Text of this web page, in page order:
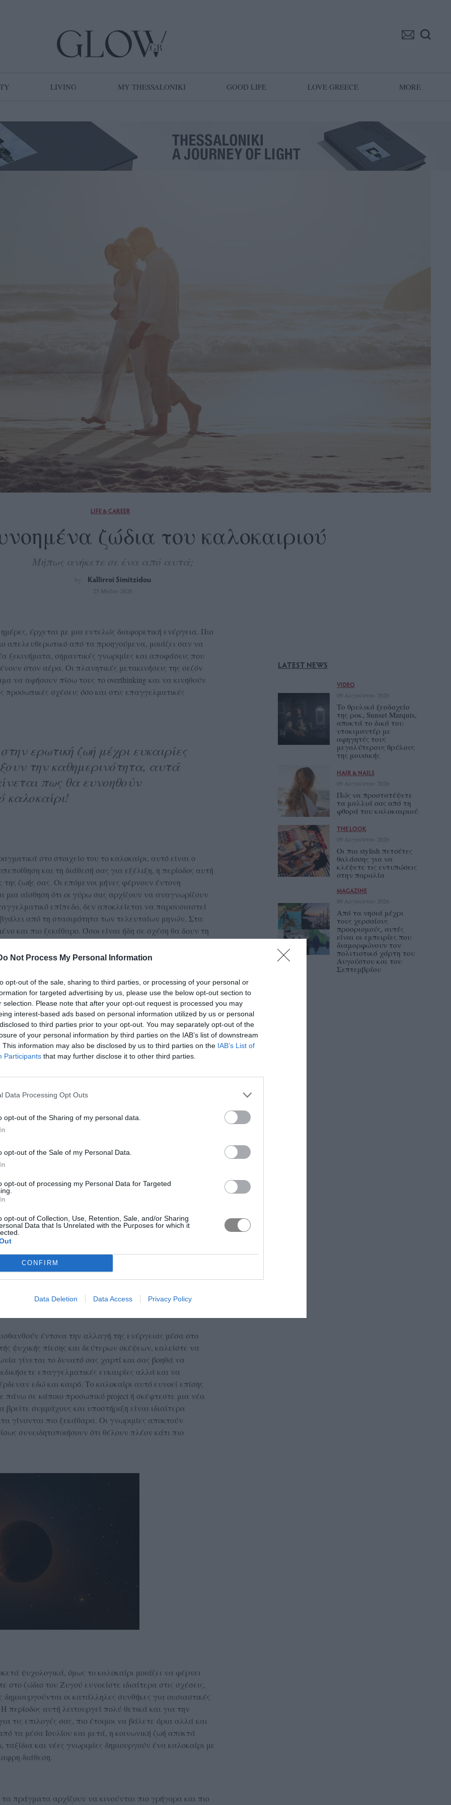
Not Process My Personal Information
opt-out of the sale, sharing to third parties, or processing of your personal or
for targeted advertising by us, please use the below opt-out section to
selection. Please note that after your opt-out request is processed you may
interest-based ads based on personal information utilized by us or personal
to third parties prior to your opt-out. You may separately opt-out of the
of your personal information by third parties on the IAB’s list of downstream
This information may also be disclosed by us to third parties on the IAB’s List of
Participants that may further disclose it to other third parties.
Data Processing Opt Outs
opt-out of the Sharing of my personal data.
opt-out of the Sale of my Personal Data.
opt-out of processing my Personal Data for Targeted
opt-out of Collection, Use, Retention, Sale, and/or Sharing
Data that Is Unrelated with the Purposes for which it
CONFIRM
Data Deletion Data Access Privacy Policy
LIVING MY THESSALONIKI GOOD LIFE LOVE GREECE MORE
LIFE & CAREER
ζώδια του καλοκαιριού
Μήπως ανήκετε σε ένα από αυτά;
by Kallirroi Simitzidou
25 Μαΐου 2026
έρχεται με μια εντελώς διαφορετική ενέργεια. Πιο
απελευθερωτικό από τα προηγούμενα, μοιάζει σαν να
ξεκινήματα, σημαντικές γνωριμίες και αποφάσεις που
στον αέρα. Οι πλανητικές μετακινήσεις της σεζόν
να αφήσουν πίσω τους το overthinking και να κινηθούν
σχέσεις όσο και στις επαγγελματικές
ερωτική ζωή μέχρι ευκαιρίες
την καθημερινότητα, αυτά
πως θα ευνοηθούν
καλοκαίρι!
στο στοιχείο του το καλοκαίρι, αυτό είναι ο
και τη διάθεσή σας για εξέλιξη, η περίοδος αυτή
της ζωής σας. Οι επόμενοι μήνες φέρνουν έντονη
μια αίσθηση ότι οι γύρω σας αρχίζουν να αναγνωρίζουν
επίπεδο, δεν αποκλείεται να παρουσιαστεί
από τη στασιμότητα των τελευταίων μηνών. Στα
και πιο ξεκάθαρο. Όσοι είναι ήδη σε σχέση θα δουν τη
Λέοντες δύσκολα θα περάσουν απαρατήρητοι αυτό το
σχεδόν κινηματογραφικό. Η ανάγκη για αλλαγή
ευνοούν ακριβώς αυτό: μετακινήσεις, ταξίδια, νέους
αλλάξουν εντελώς την ψυχολογία σας. Πολλοί από εσάς
σας μετά από μια αρκετά απαιτητική περίοδο.
οι ξαφνικές ευκαιρίες - εκείνες οι προτάσεις που
εξαιρετικά σημαντικές. Στα
Ένα καλοκαιρινό romance ή μια γνωριμία μέσα από
πιο σοβαρά απ’ όσο περιμένατε αρχικά.
έντονα την αλλαγή της ενέργειας μέσα στο
ψυχικής πίεσης και δεύτερων σκέψεων, καλείστε να
γίνεται το δυνατό σας χαρτί και σας βοηθά να
επαγγελματικές ευκαιρίες αλλά και να
εδώ και καιρό. Το καλοκαίρι αυτό ευνοεί επίσης
πάνω σε κάποιο προσωπικό project ή σκέφτεστε μια νέα
συμμάχους και υποστήριξη είναι ιδιαίτερα
γίνονται πιο ξεκάθαρα. Οι γνωριμίες αποκτούν
συνειδητοποιήσουν ότι θέλουν πλέον κάτι πιο
ψυχολογικά, όμως το καλοκαίρι μοιάζει να φέρνει
ζώδιο του Ζυγού ευνοείστε ιδιαίτερα στις σχέσεις,
οι κατάλληλες συνθήκες για ουσιαστικές
περίοδος αυτή λειτουργεί πολύ θετικά και για την
τις επιλογές σας, πιο έτοιμοι να βάλετε όρια αλλά και
τα μέσα Ιουλίου και μετά, η κοινωνική ζωή αποκτά
και νέες γνωριμίες δημιουργούν ένα καλοκαίρι με
διάθεση.
πράγματα αρχίζουν να κινούνται πιο γρήγορα και πιο
LATEST NEWS
VIDEO
09 Αυγούστου 2026
Το θρυλικό ξεοδοχείο
της ροκ, Sunset Marquis,
αποκτά το δικό του
ντοκιμαντέρ με
αφηγητές τους
μεγαλύτερους θρύλους
της μουσικής
HAIR & NAILS
09 Αυγούστου 2026
Πώς να προστατέψετε
τα μαλλιά σας από τη
φθορά του καλοκαιριού
THE LOOK
09 Αυγούστου 2026
Οι πιο stylish πετσέτες
θαλάσσης για να
κλέψετε τις εντυπώσεις
στην παραλία
MAGAZINE
09 Αυγούστου 2026
Από τα νησιά μέχρι
τους χερσαίους
προορισμούς, αυτές
είναι οι εμπειρίες που
διαμορφώνουν τον
πολιτιστικό χάρτη του
Αυγούστου και του
Σεπτεμβρίου